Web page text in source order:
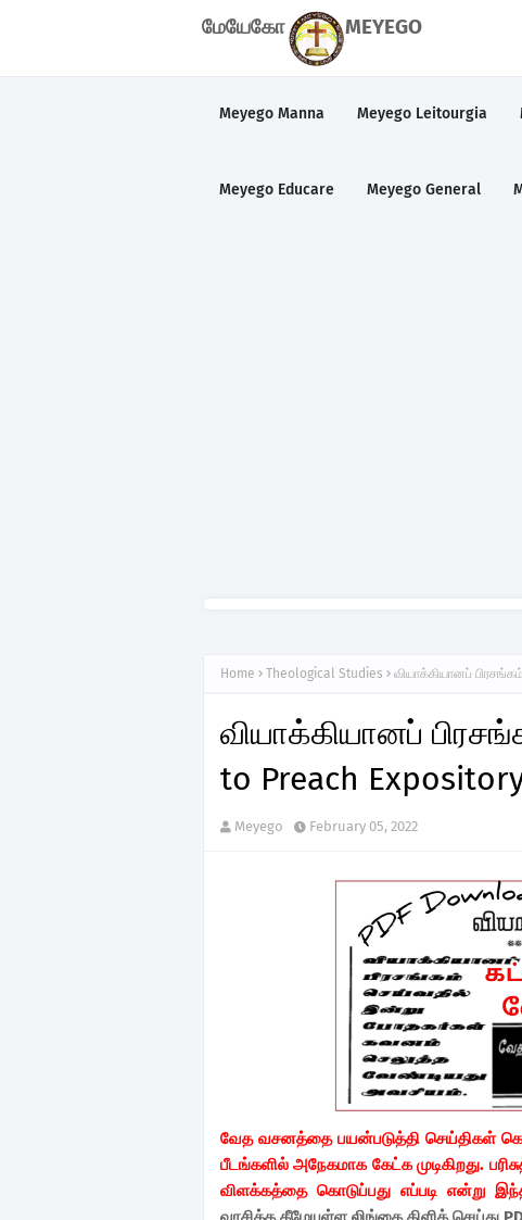
மேயேகோ MEYEGO
Meyego Manna Meyego Leitourgia
Meyego Educare Meyego General
Home Theological Studies வியாக்கியானப்
வியாக்கியானப்
to Preach
Meyego February 05, 2022
வேத வசனத்தை பயன்படுத்தி செய்திகள்
பீடங்களில் அநேகமாக கேட்க முடிகிறது.
விளக்கத்தை கொடுப்பது எப்படி என்று